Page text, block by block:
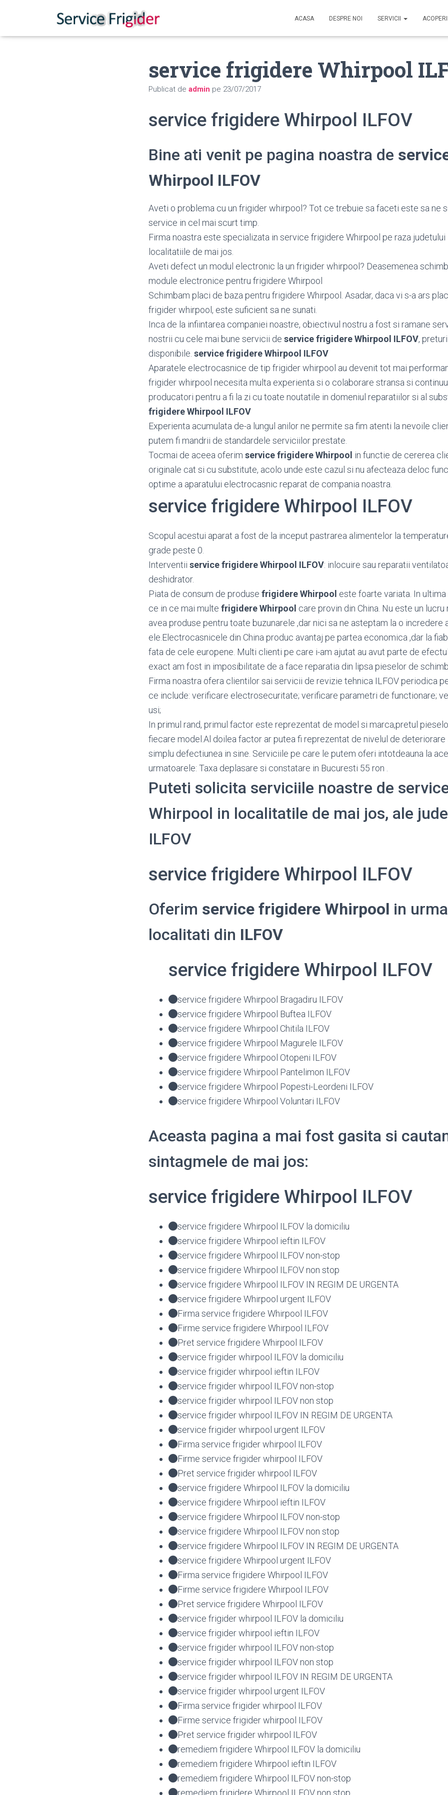
ACASA DESPRE NOI SERVICII
service frigidere Whirpool
Publicat de admin pe 23/07/2017
service frigidere Whirpool ILFOV
Bine ati venit pe pagina noastra de
Whirpool ILFOV
Aveti o problema cu un frigider whirpool? Tot ce trebuie sa faceti este sa ne
service in cel mai scurt timp.
Firma noastra este specializata in service frigidere Whirpool pe raza judetului
localitatiile de mai jos.
Aveti defect un modul electronic la un frigider whirpool? Deasemenea
module electronice pentru frigidere Whirpool
Schimbam placi de baza pentru frigidere Whirpool. Asadar, daca vi s-a ars
frigider whirpool, este suficient sa ne sunati.
Inca de la infiintarea companiei noastre, obiectivul nostru a fost si ramane
nostrii cu cele mai bune servicii de service frigidere Whirpool ILFOV,
disponibile. service frigidere Whirpool ILFOV
Aparatele electrocasnice de tip frigider whirpool au devenit tot mai
frigider whirpool necesita multa experienta si o colaborare stransa si
producatori pentru a fi la zi cu toate noutatile in domeniul reparatiilor si al
frigidere Whirpool ILFOV
Experienta acumulata de-a lungul anilor ne permite sa fim atenti la nevoile
putem fi mandrii de standardele serviciilor prestate.
Tocmai de aceea oferim service frigidere Whirpool in functie de cererea
originale cat si cu substitute, acolo unde este cazul si nu afecteaza deloc
optime a aparatului electrocasnic reparat de compania noastra.
service frigidere Whirpool ILFOV
Scopul acestui aparat a fost de la inceput pastrarea alimentelor la
grade peste 0.
Interventii service frigidere Whirpool ILFOV: inlocuire sau reparatii
deshidrator.
Piata de consum de produse frigidere Whirpool este foarte variata. In
ce in ce mai multe frigidere Whirpool care provin din China. Nu este un
avea produse pentru toate buzunarele ,dar nici sa ne asteptam la o incredere
ele.Electrocasnicele din China produc avantaj pe partea economica ,dar la
fata de cele europene. Multi clienti pe care i-am ajutat au avut parte de
exact am fost in imposibilitate de a face reparatia din lipsa pieselor de
Firma noastra ofera clientilor sai servicii de revizie tehnica ILFOV periodica
ce include: verificare electrosecuritate; verificare parametri de functionare;
usi;
In primul rand, primul factor este reprezentat de model si marca,pretul
fiecare model.Al doilea factor ar putea fi reprezentat de nivelul de deteriorare
simplu defectiunea in sine. Serviciile pe care le putem oferi intotdeauna la
urmatoarele: Taxa deplasare si constatare in Bucuresti 55 ron .
Puteti solicita serviciile noastre de
Whirpool in localitatile de mai jos, ale
ILFOV
service frigidere Whirpool ILFOV
Oferim service frigidere Whirpool in
localitati din ILFOV
service frigidere Whirpool ILFOV
service frigidere Whirpool Bragadiru ILFOV
service frigidere Whirpool Buftea ILFOV
service frigidere Whirpool Chitila ILFOV
service frigidere Whirpool Magurele ILFOV
service frigidere Whirpool Otopeni ILFOV
service frigidere Whirpool Pantelimon ILFOV
service frigidere Whirpool Popesti-Leordeni ILFOV
service frigidere Whirpool Voluntari ILFOV
Aceasta pagina a mai fost gasita si
sintagmele de mai jos:
service frigidere Whirpool ILFOV
service frigidere Whirpool ILFOV la domiciliu
service frigidere Whirpool ieftin ILFOV
service frigidere Whirpool ILFOV non-stop
service frigidere Whirpool ILFOV non stop
service frigidere Whirpool ILFOV IN REGIM DE URGENTA
service frigidere Whirpool urgent ILFOV
Firma service frigidere Whirpool ILFOV
Firme service frigidere Whirpool ILFOV
Pret service frigidere Whirpool ILFOV
service frigider whirpool ILFOV la domiciliu
service frigider whirpool ieftin ILFOV
service frigider whirpool ILFOV non-stop
service frigider whirpool ILFOV non stop
service frigider whirpool ILFOV IN REGIM DE URGENTA
service frigider whirpool urgent ILFOV
Firma service frigider whirpool ILFOV
Firme service frigider whirpool ILFOV
Pret service frigider whirpool ILFOV
service frigidere Whirpool ILFOV la domiciliu
service frigidere Whirpool ieftin ILFOV
service frigidere Whirpool ILFOV non-stop
service frigidere Whirpool ILFOV non stop
service frigidere Whirpool ILFOV IN REGIM DE URGENTA
service frigidere Whirpool urgent ILFOV
Firma service frigidere Whirpool ILFOV
Firme service frigidere Whirpool ILFOV
Pret service frigidere Whirpool ILFOV
service frigider whirpool ILFOV la domiciliu
service frigider whirpool ieftin ILFOV
service frigider whirpool ILFOV non-stop
service frigider whirpool ILFOV non stop
service frigider whirpool ILFOV IN REGIM DE URGENTA
service frigider whirpool urgent ILFOV
Firma service frigider whirpool ILFOV
Firme service frigider whirpool ILFOV
Pret service frigider whirpool ILFOV
remediem frigidere Whirpool ILFOV la domiciliu
remediem frigidere Whirpool ieftin ILFOV
remediem frigidere Whirpool ILFOV non-stop
remediem frigidere Whirpool ILFOV non stop